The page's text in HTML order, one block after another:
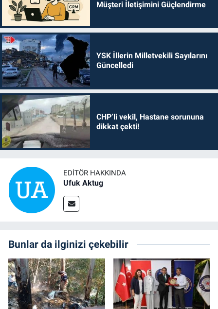
Müşteri İletişimini Güçlendirme
YSK İllerin Milletvekili Sayılarını
Güncelledi
CHP’li vekil, Hastane sorununa
dikkat çekti!
EDITÖR HAKKINDA
Ufuk Aktug
Bunlar da ilginizi çekebilir